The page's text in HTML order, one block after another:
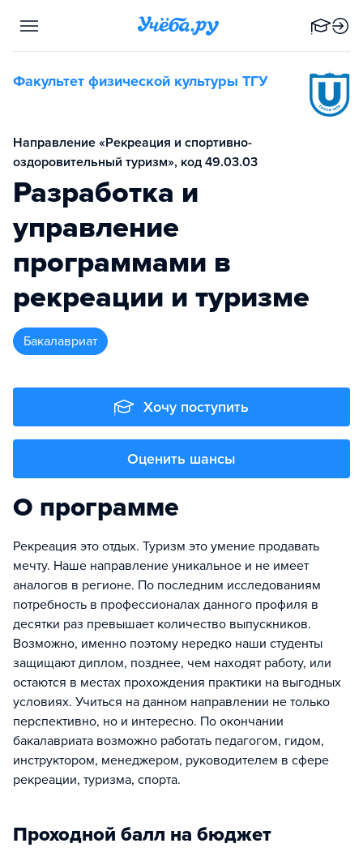
Факультет физической культуры ТГУ
Направление «Рекреация и спортивно-
оздоровительный туризм», код 49.03.03
Разработка и
управление
программами в
рекреации и туризме
бакалавриат
Хочу поступить
Оценить шансы
О программе
Рекреация это отдых. Туризм это умение продавать
мечту. Наше направление уникальное и не имеет
аналогов в регионе. По последним исследованиям
потребность в профессионалах данного профиля в
десятки раз превышает количество выпускников.
Возможно, именно поэтому нередко наши студенты
защищают диплом, позднее, чем находят работу, или
остаются в местах прохождения практики на выгодных
условиях. Учиться на данном направлении не только
перспективно, но и интересно. По окончании
бакалавриата возможно работать педагогом, гидом,
инструктором, менеджером, руководителем в сфере
рекреации, туризма, спорта.
Проходной балл на бюджет